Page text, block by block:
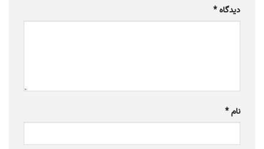
دیدگاه*
نام*